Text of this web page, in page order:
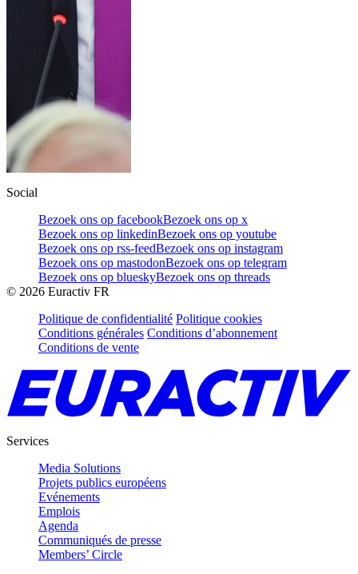
Social
Bezoek ons op facebookBezoek ons op x
Bezoek ons op linkedinBezoek ons op youtube
Bezoek ons op rss-feedBezoek ons op instagram
Bezoek ons op mastodonBezoek ons op telegram
Bezoek ons op blueskyBezoek ons op threads
© 2026 Euractiv FR
Politique de confidentialité Politique cookies
Conditions générales Conditions d’abonnement
Conditions de vente
Services
Media Solutions
Projets publics européens
Evénements
Emplois
Agenda
Communiqués de presse
Members’ Circle